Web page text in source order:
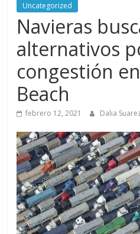
n
s
m
a
q
u
Uncategorized
Navieras
alternativos
congestión
Beach
febrero 12, 2021 Dalia